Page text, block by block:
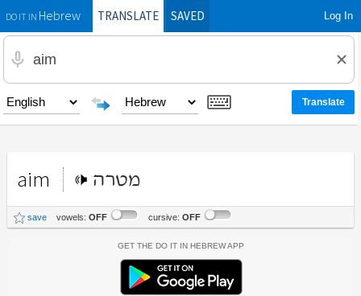
DO IT INHebrewTRANSLATE SAVED Log In
aim מטרה
save vowels: OFF cursive: OFF
Get the Do It In Hebrew App